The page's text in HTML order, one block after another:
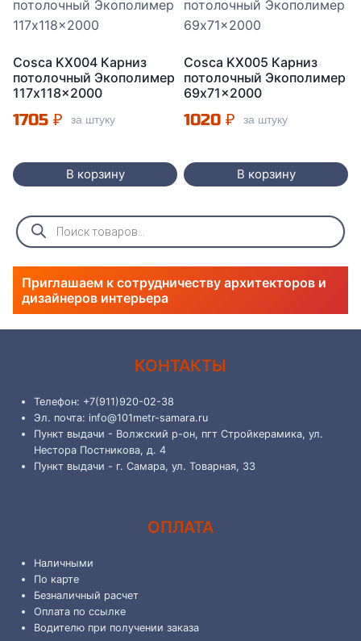
Cosca KX004 Карниз
потолочный Экополимер
117x118x2000
1705 ₽ за штуку
В корзину
Cosca KX005 Карниз
потолочный Экополимер
69x71x2000
1020 ₽ за штуку
В корзину
Поиск
товаров
Приглашаем к сотрудничеству архитекторов и
дизайнеров интерьера
КОНТАКТЫ
Телефон: +7(911)920-02-38
Эл. почта: info@101metr-samara.ru
Пункт выдачи - Волжский р-он, пгт Стройкерамика, ул.
Нестора Постникова, д. 4
Пункт выдачи - г. Самара, ул. Товарная, 33
ОПЛАТА
Наличными
По карте
Безналичный расчет
Оплата по ссылке
Водителю при получении заказа